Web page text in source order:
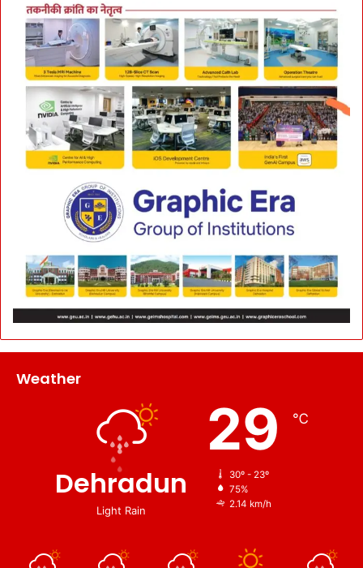
Weather
Dehradun
Light Rain
29 ℃
30º - 23º
75%
2.14 km/h